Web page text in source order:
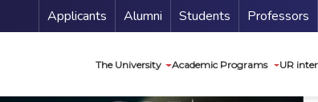
Menu Secundario
Applicants Alumni Students Professors
The University Academic Programs UR